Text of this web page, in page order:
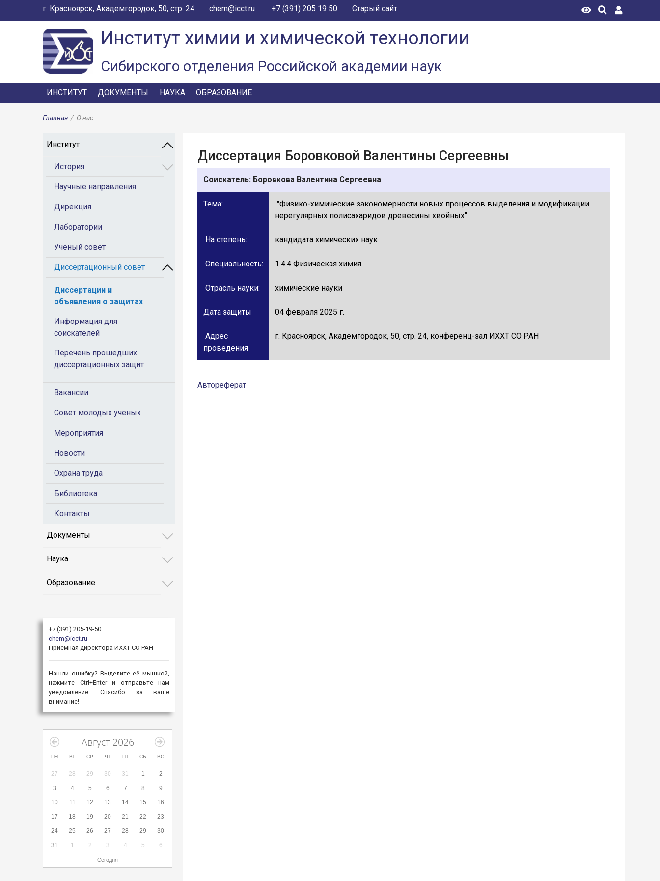
г. Красноярск, Академгородок, 50, стр. 24 chem@icct.ru +7 (391) 205 19 50 Старый сайт
Институт химии и химической технологии
Сибирского отделения Российской академии наук
ИНСТИТУТ ДОКУМЕНТЫ НАУКА ОБРАЗОВАНИЕ
Главная / О нас
Институт
История
Научные направления
Дирекция
Лаборатории
Учёный совет
Диссертационный совет
Диссертации и
объявления о защитах
Информация для
соискателей
Перечень прошедших
диссертационных защит
Вакансии
Совет молодых учёных
Мероприятия
Новости
Охрана труда
Библиотека
Контакты
Документы
Наука
Образование
+7 (391) 205-19-50
chem@icct.ru
Приёмная директора ИХХТ СО РАН
Нашли ошибку? Выделите её мышкой,
нажмите Ctrl+Enter и отправьте нам
уведомление. Спасибо за ваше
внимание!
Август 2026
ПН ВТ СР ЧТ ПТ СБ ВС
27 28 29 30 31 1 2
3 4 5 6 7 8 9
10 11 12 13 14 15 16
17 18 19 20 21 22 23
24 25 26 27 28 29 30
31 1 2 3 4 5 6
Сегодня
Диссертация Боровковой Валентины Сергеевны
Соискатель: Боровкова Валентина Сергеевна
Тема:
"Физико-химические закономерности новых процессов выделения и модификации
нерегулярных полисахаридов древесины хвойных"
На степень: кандидата химических наук
Специальность: 1.4.4 Физическая химия
Отрасль науки: химические науки
Дата защиты 04 февраля 2025 г.
Адрес
проведения
г. Красноярск, Академгородок, 50, стр. 24, конференц-зал ИХХТ СО РАН
Автореферат